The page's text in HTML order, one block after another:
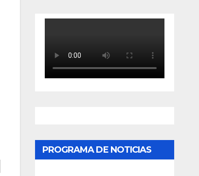
PROGRAMA DE NOTICIAS